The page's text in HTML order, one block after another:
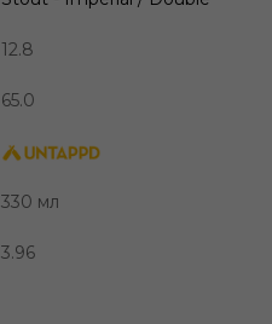
12.8
65.0
330 мл
3.96